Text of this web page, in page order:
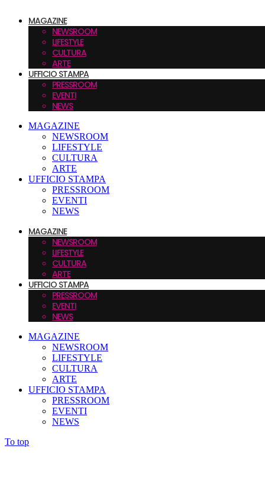
MAGAZINE
NEWSROOM
LIFESTYLE
CULTURA
ARTE
UFFICIO STAMPA
PRESSROOM
EVENTI
NEWS
MAGAZINE
NEWSROOM
LIFESTYLE
CULTURA
ARTE
UFFICIO STAMPA
PRESSROOM
EVENTI
NEWS
MAGAZINE
NEWSROOM
LIFESTYLE
CULTURA
ARTE
UFFICIO STAMPA
PRESSROOM
EVENTI
NEWS
MAGAZINE
NEWSROOM
LIFESTYLE
CULTURA
ARTE
UFFICIO STAMPA
PRESSROOM
EVENTI
NEWS
To top